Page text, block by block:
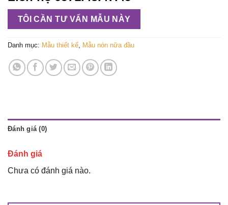
TÔI CẦN TƯ VẤN MẪU NÀY
Danh mục: Mẫu thiết kế Mẫu nón nữa đầu
Đánh giá (0)
Đánh giá
Chưa có đánh giá nào.